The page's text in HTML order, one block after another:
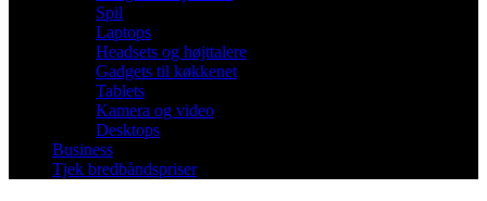
Spil
Laptops
Headsets og højttalere
Gadgets til køkkenet
Tablets
Kamera og video
Desktops
Business
Tjek bredbåndspriser